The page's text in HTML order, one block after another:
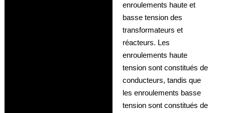
enroulements haute et
basse tension des
transformateurs et
réacteurs. Les
enroulements haute
tension sont constitués de
conducteurs, tandis que
les enroulements basse
tension sont constitués de